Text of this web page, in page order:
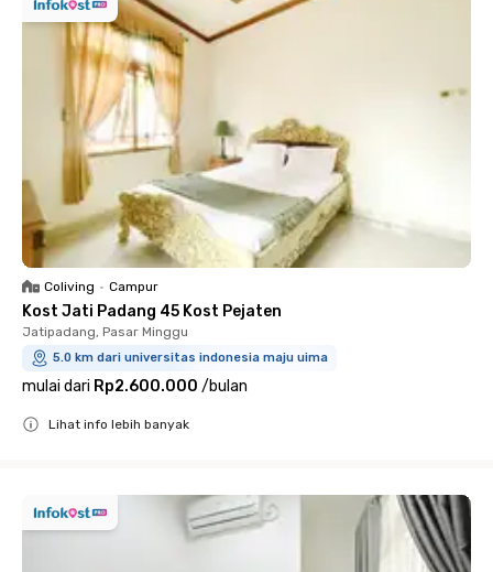
Coliving • Campur
Kost Jati Padang 45 Kost Pejaten
Jatipadang, Pasar Minggu
5.0 km dari universitas indonesia maju uima
mulai dari Rp2.600.000 /bulan
Lihat info lebih banyak